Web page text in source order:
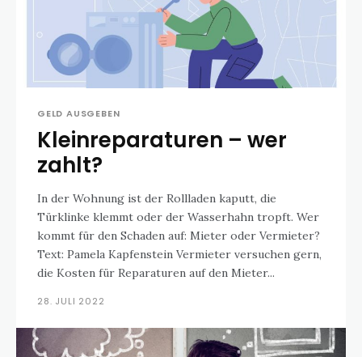
GELD AUSGEBEN
Kleinreparaturen – wer
zahlt?
In der Wohnung ist der Rollladen kaputt, die
Türklinke klemmt oder der Wasserhahn tropft. Wer
kommt für den Schaden auf: Mieter oder Vermieter?
Text: Pamela Kapfenstein Vermieter versuchen gern,
die Kosten für Reparaturen auf den Mieter...
28. JULI 2022